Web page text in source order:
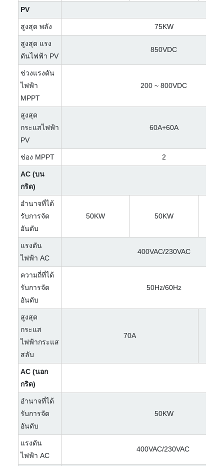
PV
สูงสุด พลัง 75KW
สูงสุด แรง
ดันไฟฟ้า PV
850VDC
ช่วงแรงดัน
ไฟฟ้า
MPPT
200 ~ 800VDC
สูงสุด
กระแสไฟฟ้า
PV
60A+60A
ช่อง MPPT 2
AC (บน
กริด)
อำนาจที่ได้
รับการจัด
อันดับ
50KW 50KW
แรงดัน
ไฟฟ้า AC
400VAC/230VAC
ความถี่ที่ได้
รับการจัด
อันดับ
50Hz/60Hz
สูงสุด
กระแส
ไฟฟ้ากระแส
สลับ
70A
AC (นอก
กริด)
อำนาจที่ได้
รับการจัด
อันดับ
50KW
แรงดัน
ไฟฟ้า AC
400VAC/230VAC